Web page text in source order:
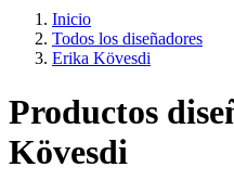
Inicio
Todos los diseñadores
Erika Kövesdi
Productos
Kövesdi